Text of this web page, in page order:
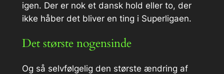
igen. Der er nok et dansk hold eller to, der
ikke håber det bliver en ting i Superligaen.
Det største nogensinde
Og så selvfølgelig den største ændring af